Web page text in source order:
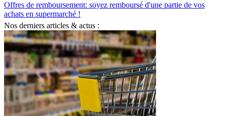
Offres de remboursement: soyez remboursé d'une partie de vos
achats en supermarché !
Nos derniers articles & actus :